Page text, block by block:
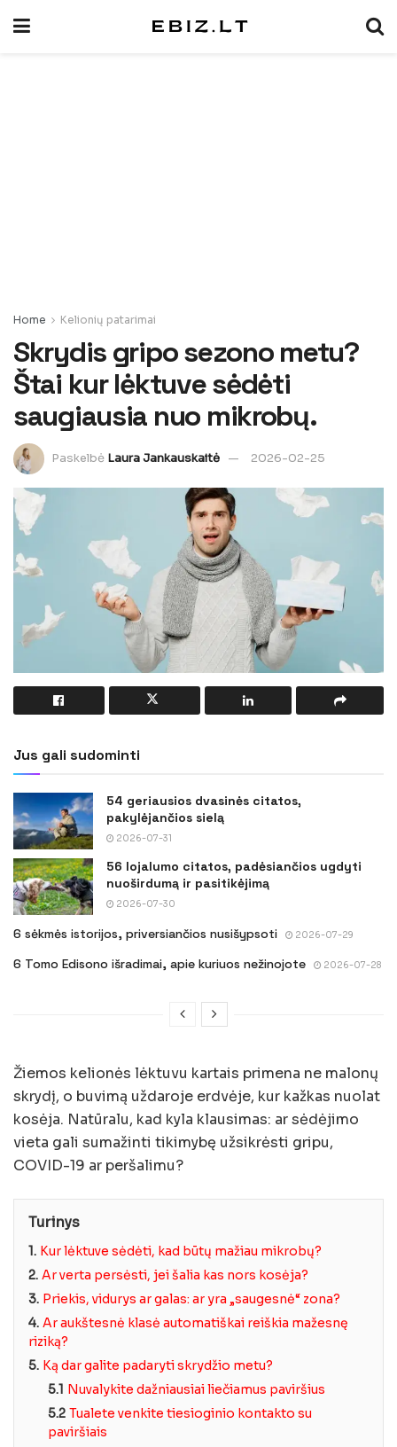
Home Kelionių patarimai
Skrydis gripo sezono metu?
Štai kur lėktuve sėdėti
saugiausia nuo mikrobų.
Paskelbė Laura Jankauskaitė 2026-02-25
Jus gali sudominti
54 geriausios dvasinės citatos,
pakylėjančios sielą
2026-07-31
56 lojalumo citatos, padėsiančios ugdyti
nuoširdumą ir pasitikėjimą
2026-07-30
6 sėkmės istorijos, priversiančios nusišypsoti 2026-07-29
6 Tomo Edisono išradimai, apie kuriuos nežinojote 2026-07-28
Žiemos kelionės lėktuvu kartais primena ne malonų
skrydį, o buvimą uždaroje erdvėje, kur kažkas nuolat
kosėja. Natūralu, kad kyla klausimas: ar sėdėjimo
vieta gali sumažinti tikimybę užsikrėsti gripu,
COVID-19 ar peršalimu?
Turinys
1. Kur lėktuve sėdėti, kad būtų mažiau mikrobų?
2. Ar verta persėsti, jei šalia kas nors kosėja?
3. Priekis, vidurys ar galas: ar yra „saugesnė“ zona?
4. Ar aukštesnė klasė automatiškai reiškia mažesnę
riziką?
5. Ką dar galite padaryti skrydžio metu?
5.1 Nuvalykite dažniausiai liečiamus paviršius
5.2 Tualete venkite tiesioginio kontakto su
paviršiais